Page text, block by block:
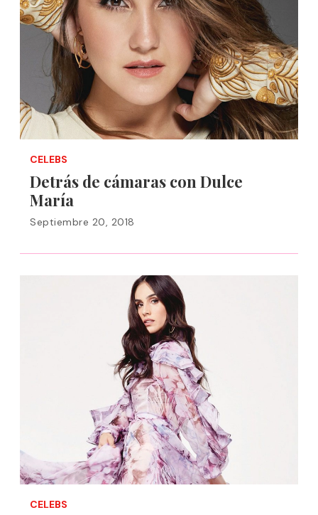
CELEBS
Detrás de cámaras con Dulce
María
Septiembre 20, 2018
CELEBS